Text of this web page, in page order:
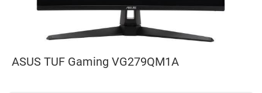
ASUS TUF Gaming VG279QM1A